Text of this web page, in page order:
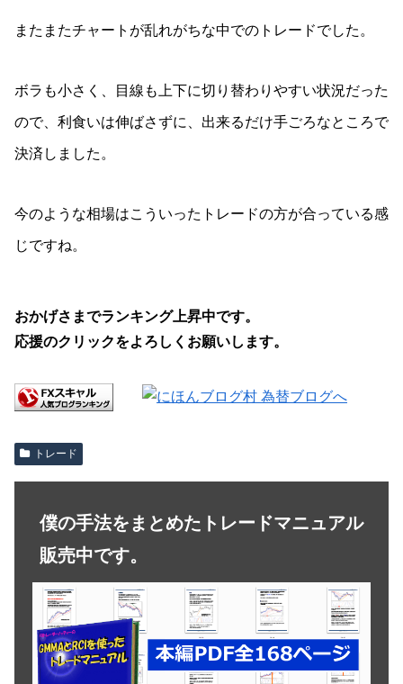
またまたチャートが乱れがちな中でのトレードでした。
ボラも小さく、目線も上下に切り替わりやすい状況だった
ので、利食いは伸ばさずに、出来るだけ手ごろなところで
決済しました。
今のような相場はこういったトレードの方が合っている感
じですね。
おかげさまでランキング上昇中です。
応援のクリックをよろしくお願いします。
トレード
僕の手法をまとめたトレードマニュアル
販売中です。